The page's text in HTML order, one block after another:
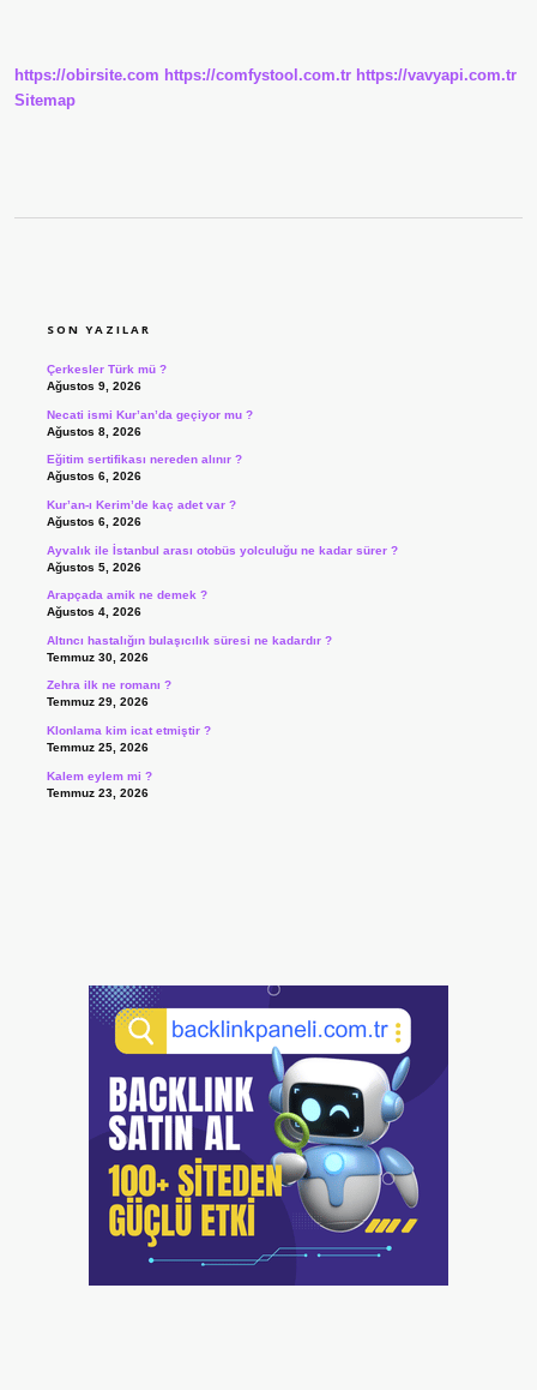
https://obirsite.com https://comfystool.com.tr https://vavyapi.com.tr
Sitemap
SON YAZILAR
Çerkesler Türk mü ?
Ağustos 9, 2026
Necati ismi Kur’an’da geçiyor mu ?
Ağustos 8, 2026
Eğitim sertifikası nereden alınır ?
Ağustos 6, 2026
Kur’an-ı Kerim’de kaç adet var ?
Ağustos 6, 2026
Ayvalık ile İstanbul arası otobüs yolculuğu ne kadar sürer ?
Ağustos 5, 2026
Arapçada amik ne demek ?
Ağustos 4, 2026
Altıncı hastalığın bulaşıcılık süresi ne kadardır ?
Temmuz 30, 2026
Zehra ilk ne romanı ?
Temmuz 29, 2026
Klonlama kim icat etmiştir ?
Temmuz 25, 2026
Kalem eylem mi ?
Temmuz 23, 2026